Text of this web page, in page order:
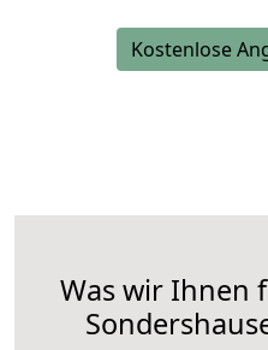
Kostenlose
Was wir Ihnen